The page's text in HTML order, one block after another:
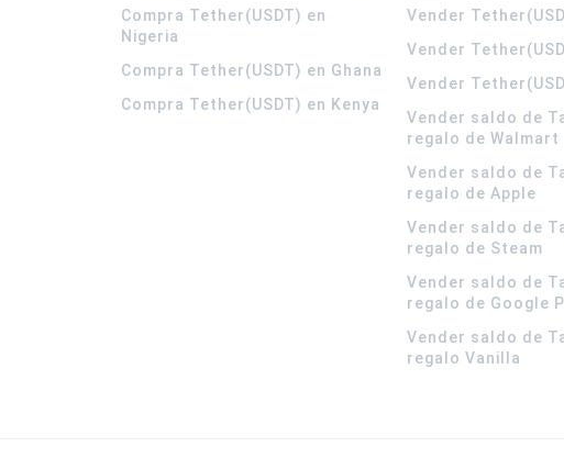
Compra Tether(USDT) en
Nigeria
Compra Tether(USDT) en Ghana
Compra Tether(USDT) en Kenya
Vender
Vender
Vender
Vender saldo de
regalo de Walmart
Vender saldo de
regalo de Apple
Vender saldo de
regalo de Steam
Vender saldo de
regalo de Google
Vender saldo de
regalo Vanilla